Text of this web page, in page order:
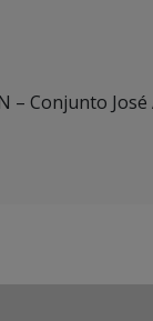
– Conjunto José